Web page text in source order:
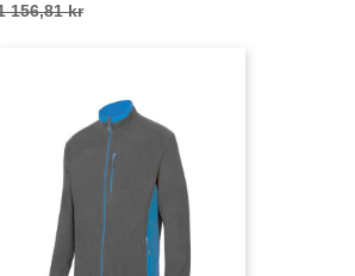
156,81 kr